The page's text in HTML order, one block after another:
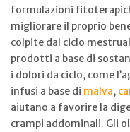
formulazioni
migliorare il proprio
colpite dal ciclo
prodotti a base di
i dolori da ciclo, come
infusi a base di malva,
aiutano a favorire la
crampi addominali. Gli